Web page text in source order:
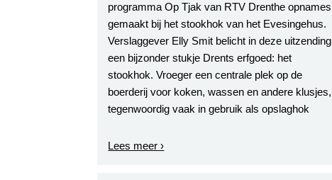
programma Op Tjak van RTV Drenthe opnames
gemaakt bij het stookhok van het Evesingehus.
Verslaggever Elly Smit belicht in deze uitzending
een bijzonder stukje Drents erfgoed: het
stookhok. Vroeger een centrale plek op de
boerderij voor koken, wassen en andere klusjes,
tegenwoordig vaak in gebruik als opslaghok
Lees meer ›